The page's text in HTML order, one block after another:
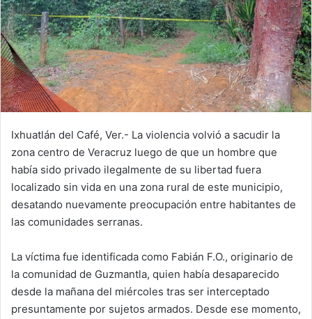
Ixhuatlán del Café, Ver.- La violencia volvió a sacudir la
zona centro de Veracruz luego de que un hombre que
había sido privado ilegalmente de su libertad fuera
localizado sin vida en una zona rural de este municipio,
desatando nuevamente preocupación entre habitantes de
las comunidades serranas.
La víctima fue identificada como Fabián F.O., originario de
la comunidad de Guzmantla, quien había desaparecido
desde la mañana del miércoles tras ser interceptado
presuntamente por sujetos armados. Desde ese momento,